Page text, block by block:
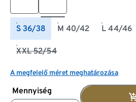
S 36/38 M 40/42 L 44/46
XXL 52/54
A megfelelő méret meghatározása
Mennyiség